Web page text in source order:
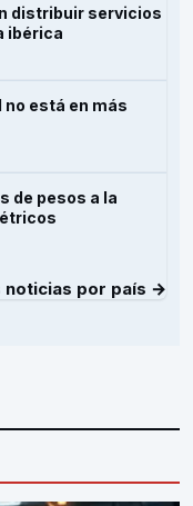
distribuir servicios
ibérica
no está en más
de pesos a la
noticias por país →